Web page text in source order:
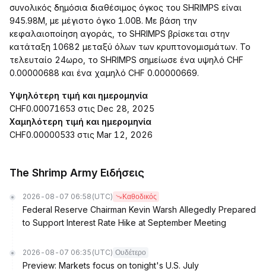
συνολικός δημόσια διαθέσιμος όγκος του SHRIMPS είναι
945.98M, με μέγιστο όγκο 1.00B. Με βάση την
κεφαλαιοποίηση αγοράς, το SHRIMPS βρίσκεται στην
κατάταξη 10682 μεταξύ όλων των κρυπτονομισμάτων. Το
τελευταίο 24ωρο, το SHRIMPS σημείωσε ένα υψηλό CHF
0.00000688 και ένα χαμηλό CHF 0.00000669.
Υψηλότερη τιμή και ημερομηνία
CHF0.00071653 στις Dec 28, 2025
Χαμηλότερη τιμή και ημερομηνία
CHF0.00000533 στις Mar 12, 2026
The Shrimp Army Ειδήσεις
2026-08-07 06:58 (UTC) Καθοδικός
Federal Reserve Chairman Kevin Warsh Allegedly Prepared
to Support Interest Rate Hike at September Meeting
2026-08-07 06:35 (UTC) Ουδέτερο
Preview: Markets focus on tonight's U.S. July